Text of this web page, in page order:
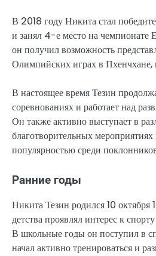
В 2018 году Никита стал
и занял 4-е место на чемпионате
он получил возможность
Олимпийских играх в Пхенчхане,
В настоящее время Тезин
соревнованиях и работает над
Он также активно выступает в
благотворительных мероприятиях
популярностью среди
Ранние годы
Никита Тезин родился 10
детства проявлял интерес к
В школьные годы он поступил в
начал активно тренироваться и